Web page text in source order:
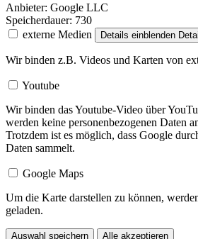
Anbieter: Google LLC
Speicherdauer: 730
externe Medien
Details einblenden
Wir binden z.B. Videos und Karten von
Youtube
Wir binden das Youtube-Video über
werden keine personenbezogenen Daten
Trotzdem ist es möglich, dass Google
Daten sammelt.
Google Maps
Um die Karte darstellen zu können,
geladen.
Auswahl speichern Alle akzeptieren